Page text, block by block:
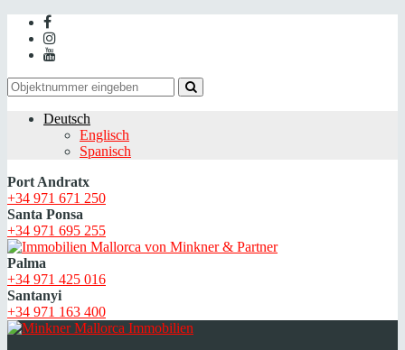
Deutsch
Englisch
Spanisch
Port Andratx
+34 971 671 250
Santa Ponsa
+34 971 695 255
Palma
+34 971 425 016
Santanyi
+34 971 163 400